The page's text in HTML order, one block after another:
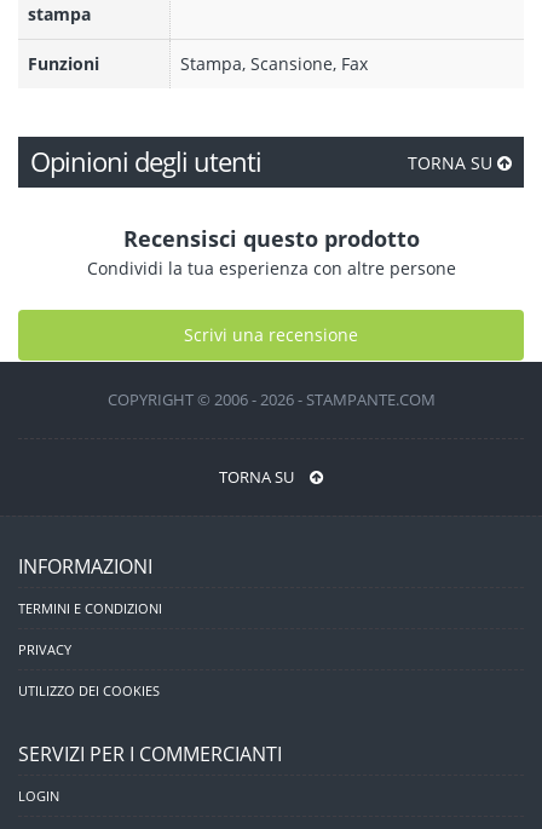
stampa
Funzioni Stampa, Scansione, Fax
Opinioni degli utenti TORNA SU
Recensisci questo prodotto
Condividi la tua esperienza con altre persone
Scrivi una recensione
COPYRIGHT © 2006 - 2026 - STAMPANTE.COM
TORNA SU
INFORMAZIONI
TERMINI E CONDIZIONI
PRIVACY
UTILIZZO DEI COOKIES
SERVIZI PER I COMMERCIANTI
LOGIN